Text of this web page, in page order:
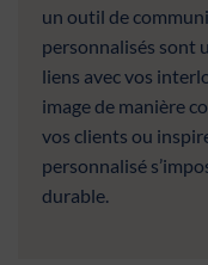
un outil de
personnalisés sont
liens avec vos
image de manière
vos clients ou
personnalisé
durable.